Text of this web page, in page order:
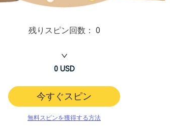
残りスピン回数： 0
0 USD
今すぐスピン
無料スピンを獲得する方法